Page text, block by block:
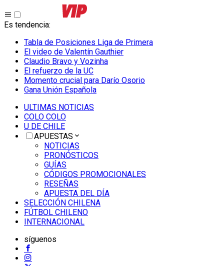
Es tendencia:
Tabla de Posiciones Liga de Primera
El video de Valentín Gauthier
Claudio Bravo y Vozinha
El refuerzo de la UC
Momento crucial para Darío Osorio
Gana Unión Española
ULTIMAS NOTICIAS
COLO COLO
U DE CHILE
APUESTAS
NOTICIAS
PRONÓSTICOS
GUÍAS
CÓDIGOS PROMOCIONALES
RESEÑAS
APUESTA DEL DÍA
SELECCIÓN CHILENA
FÚTBOL CHILENO
INTERNACIONAL
síguenos